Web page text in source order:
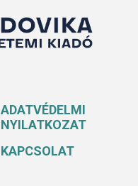
ADATVÉDELMI
NYILATKOZAT
KAPCSOLAT